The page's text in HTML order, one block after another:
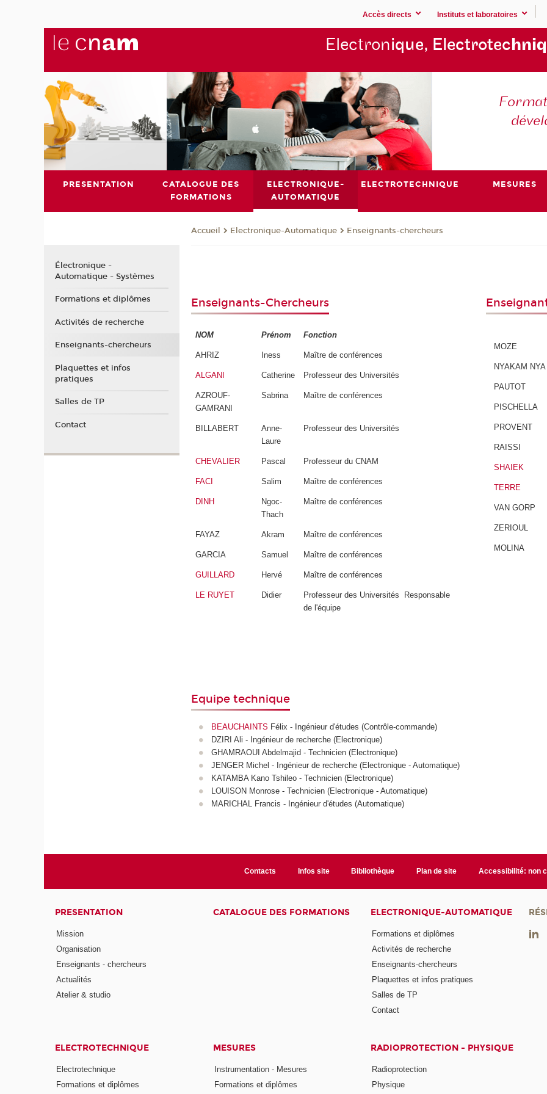
Accès directs Instituts et laboratoires
Electronique, Electrotec
PRESENTATION
CATALOGUE DES
FORMATIONS
ELECTRONIQUE-
AUTOMATIQUE
ELECTROTECHNIQUE MESURES
Accueil Electronique-Automatique Enseignants-chercheurs
Enseignants-Chercheurs
NOM Prénom Fonction
AHRIZ Iness Maître de conférences
ALGANI Catherine Professeur des Universités
AZROUF-
GAMRANI
Sabrina Maître de conférences
BILLABERT
Anne-
Laure
Professeur des Universités
CHEVALIER Pascal Professeur du CNAM
FACI Salim Maître de conférences
DINH
Ngoc-
Thach
Maître de conférences
FAYAZ Akram Maître de conférences
GARCIA Samuel Maître de conférences
GUILLARD Hervé Maître de conférences
LE RUYET Didier
Professeur des Universités Responsable
de l'équipe
MOZE
NYAKAM NYA
PAUTOT
PISCHELLA
PROVENT
RAISSI
SHAIEK
TERRE
VAN GORP
ZERIOUL
MOLINA
Equipe technique
BEAUCHAINTS Félix - Ingénieur d'études (Contrôle-commande)
DZIRI Ali - Ingénieur de recherche (Electronique)
GHAMRAOUI Abdelmajid - Technicien (Electronique)
JENGER Michel - Ingénieur de recherche (Electronique - Automatique)
KATAMBA Kano Tshileo - Technicien(Electronique)
LOUISON Monrose - Technicien (Electronique - Automatique)
MARICHAL Francis - Ingénieur d'études (Automatique)
Électronique -
Automatique - Systèmes
Formations et diplômes
Activités de recherche
Enseignants-chercheurs
Plaquettes et infos
pratiques
Salles de TP
Contact
Contacts Infos site Bibliothèque Plan de site Accessibilité: non
PRESENTATION
Mission
Organisation
Enseignants - chercheurs
Actualités
Atelier & studio
CATALOGUE DES FORMATIONS ELECTRONIQUE-AUTOMATIQUE
Formations et diplômes
Activités de recherche
Enseignants-chercheurs
Plaquettes et infos pratiques
Salles de TP
Contact
ELECTROTECHNIQUE
Electrotechnique
Formations et diplômes
MESURES
Instrumentation - Mesures
Formations et diplômes
RADIOPROTECTION - PHYSIQUE
Radioprotection
Physique